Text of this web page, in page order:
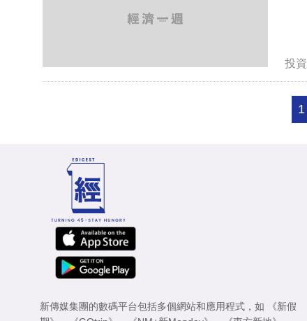
投資
1
新傳媒集團的數碼平台包括多個網站和應用程式，如
《新假